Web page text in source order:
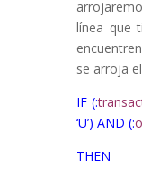
línea que
se arroja
IF (:
‘U’) AND (:
THEN